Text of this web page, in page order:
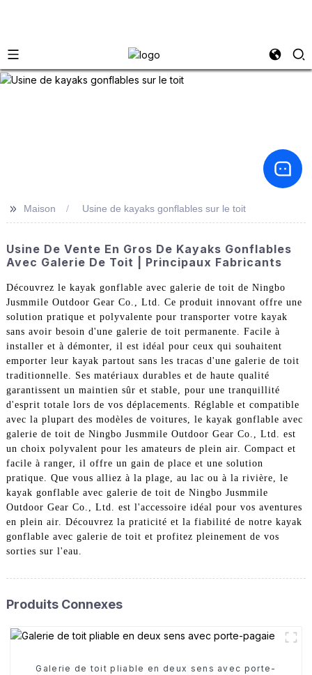
>> Maison Usine de kayaks gonflables sur le toit
Usine De Vente En Gros De Kayaks Gonflables
Avec Galerie De Toit | Principaux Fabricants
Découvrez le kayak gonflable avec galerie de toit de Ningbo
Jusmmile Outdoor Gear Co., Ltd. Ce produit innovant offre une
solution pratique et polyvalente pour transporter votre kayak
sans avoir besoin d'une galerie de toit permanente. Facile à
installer et à démonter, il est idéal pour ceux qui souhaitent
emporter leur kayak partout sans les tracas d'une galerie de toit
traditionnelle. Ses matériaux durables et de haute qualité
garantissent un maintien sûr et stable, pour une tranquillité
d'esprit totale lors de vos déplacements. Réglable et compatible
avec la plupart des modèles de voitures, le kayak gonflable avec
galerie de toit de Ningbo Jusmmile Outdoor Gear Co., Ltd. est
un choix polyvalent pour les amateurs de plein air. Compact et
facile à ranger, il offre un gain de place et une solution
pratique. Que vous alliez à la plage, au lac ou à la rivière, le
kayak gonflable avec galerie de toit de Ningbo Jusmmile
Outdoor Gear Co., Ltd. est l'accessoire idéal pour vos aventures
en plein air. Découvrez la praticité et la fiabilité de notre kayak
gonflable avec galerie de toit et profitez pleinement de vos
sorties sur l'eau.
Produits Connexes
Galerie de toit pliable en deux sens avec porte-